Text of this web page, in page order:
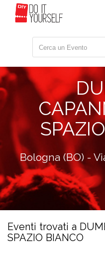
Bologna (BO) -
Eventi trovati a
SPAZIO BIANCO